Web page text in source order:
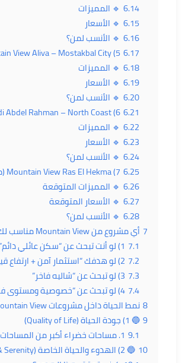
6.14 🔹 المميزات
6.15 🔹 الأسعار
6.16 🔹 الأنسب لمن؟
6.17
5) Mountain View Aliva – Mostakbal City
6.18 🔹 المميزات
6.19 🔹 الأسعار
6.20 🔹 الأنسب لمن؟
6.21
6) Mountain View Sidi Abdel Rahman – North Coast
6.22 🔹 المميزات
6.23 🔹 الأسعار
6.24 🔹 الأنسب لمن؟
6.25 7) Mountain View Ras El Hekma (مشروع جديد مُنتظر بشدة)
6.26 🔹 المميزات المتوقعة
6.27 🔹 الأسعار المتوقعة
6.28 🔹 الأنسب لمن؟
7 أي مشروع من Mountain View مناسب لك؟ (تحليل حسب نوع العميل)
7.1 1) لو أنت تبحث عن “سكن عائلي دائم”
7.2 2) لو هدفك “استثمار آمن + ارتفاع قيمة رأس مال”
7.3 3) لو تبحث عن “شاليه فاخر”
7.4 4) لو تبحث عن “خصوصية ومستوى فائق”
8نمط الحياة داخل مشروعات Mountain View
9🔵 1) جودة الحياة (Quality of Life)
9.1 1. مساحات خضراء أكبر من المساحات المبنية
10 🔵 2) الهدوء والحياة الخاصة (Privacy & Serenity)